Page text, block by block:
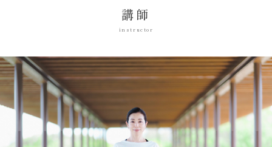
講師
instructor